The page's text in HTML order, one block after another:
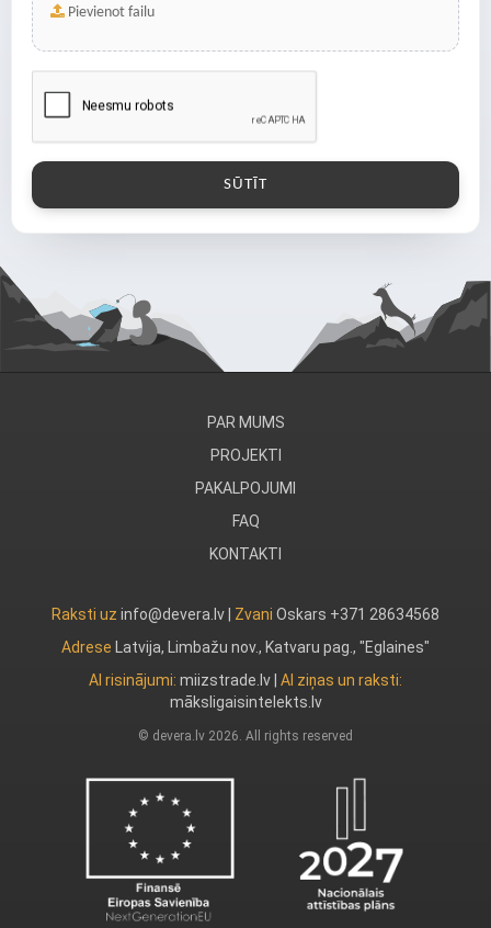
Pievienot failu
PAR MUMS
PROJEKTI
PAKALPOJUMI
FAQ
KONTAKTI
Raksti uz info@devera.lv | Zvani Oskars +371 28634568
Adrese
Latvija, Limbažu nov., Katvaru pag., "Eglaines"
AI risinājumi: miizstrade.lv AI ziņas un raksti:
māksligaisintelekts.lv
© devera.lv 2026. All rights reserved